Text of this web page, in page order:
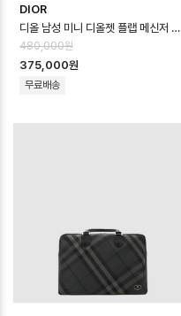
DIOR
디올 남성 미니 디올젯 플랩 메신저 백 - Dior Mens Mini Dior Jett F…
480,000원
375,000원
무료배송